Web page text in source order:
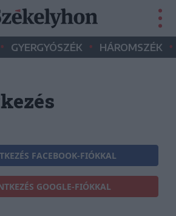
• GYERGYÓSZÉK • HÁROMSZÉK •
FACEBOOK-FIÓKKAL
GOOGLE-FIÓKKAL